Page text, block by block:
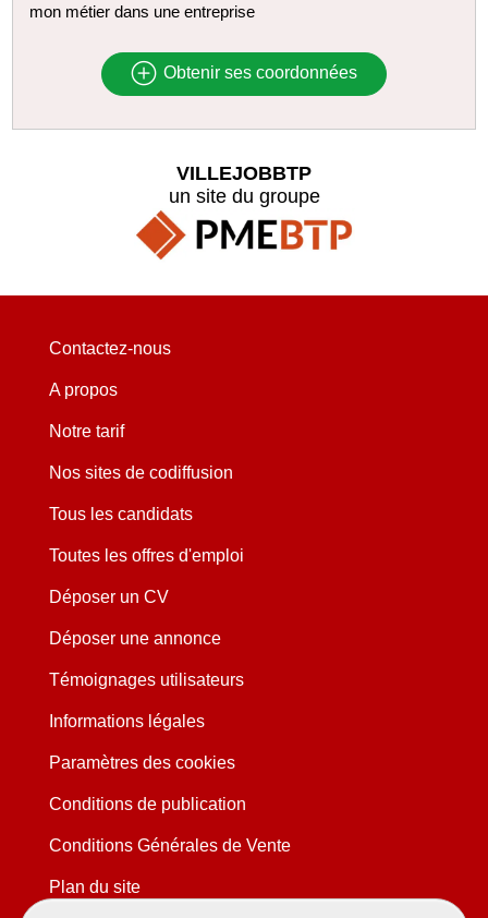
mon métier dans une entreprise
Obtenir ses coordonnées
VILLEJOBBTP
un site du groupe
Contactez-nous
A propos
Notre tarif
Nos sites de codiffusion
Tous les candidats
Toutes les offres d'emploi
Déposer un CV
Déposer une annonce
Témoignages utilisateurs
Informations légales
Paramètres des cookies
Conditions de publication
Conditions Générales de Vente
Plan du site